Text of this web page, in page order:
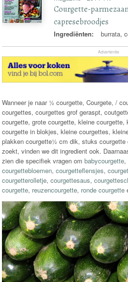
Courgette-
capresebroodjes
Ingrediënten: burrata,
Advertentie
Wanneer je naar ½ courgette, Courgete, /
courgettes, courgettes grof geraspt,
courgette, grote courgette, kleine courgette,
courgette in blokjes, kleine courgettes,
plakken courgette½ cm dik, stuks
zoekt, vinden we dit ingredient ook.
zien die specifiek vragen ombabycourgette,
courgettebloemen,courgetteflensjes,
courgetterolletje,courgettesaus,
courgette, reuzencourgette, ronde courgette